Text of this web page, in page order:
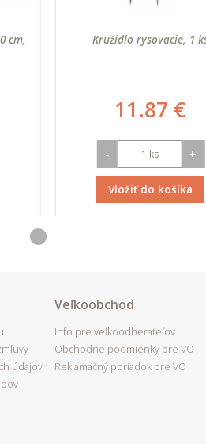
cm,
Kružidlo rysovacie, 1
11.87 €
- +
Vložiť do košíka
údajov
Veľkoobchod
Info pre veľkoodberateľov
Obchodné podmienky pre VO
Reklamačný poriadok pre VO